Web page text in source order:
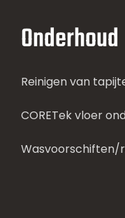
Onderhoud
Reinigen van
CORETek vloer
Wasvoorschiften/